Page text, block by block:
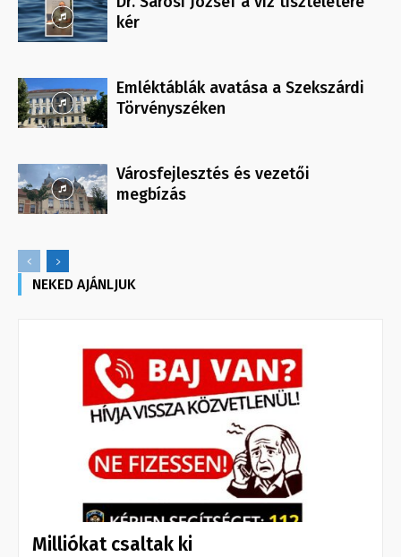
kér
Emléktáblák avatása a Szekszárdi
Törvényszéken
Városfejlesztés és vezetői
megbízás
NEKED AJÁNLJUK
Milliókat csaltak ki